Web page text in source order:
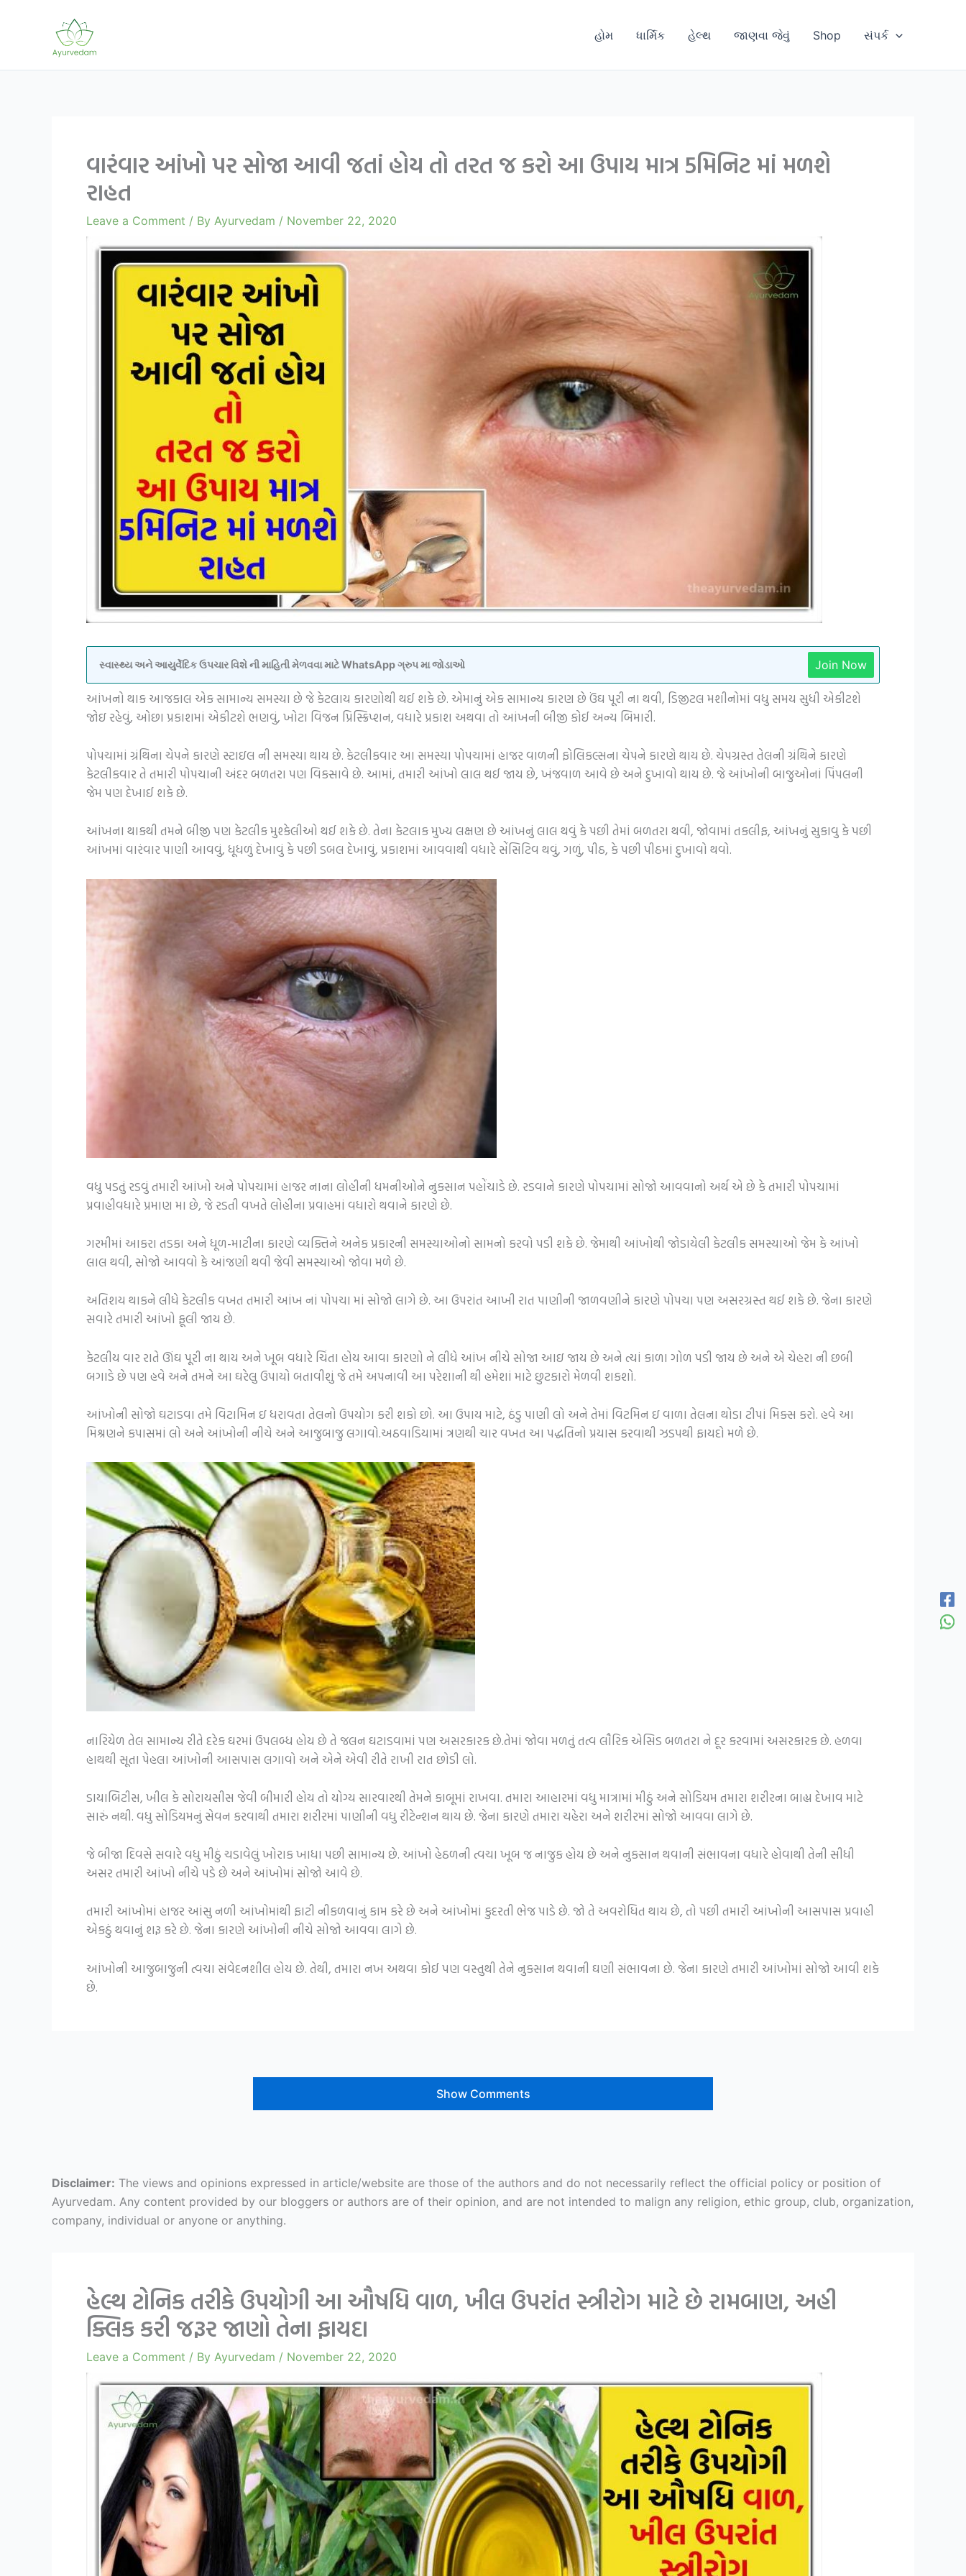
હોમ ધાર્મિક હેલ્થ જાણવા જેવું Shop સંપર્ક
વારંવાર આંખો પર સોજા આવી જતાં હોય તો તરત જ કરો આ ઉપાય માત્ર 5મિનિટ માં મળશે
રાહત
Leave a Comment / By Ayurvedam / November 22, 2020
સ્વાસ્થ્ય અને આયુર્વેદિક ઉપચાર વિશે ની માહિતી મેળવવા માટે WhatsApp ગ્રુપ મા જોડાઓ Join Now
આંખનો થાક આજકાલ એક સામાન્ય સમસ્યા છે જે કેટલાય કારણોથી થઈ શકે છે. એમાનું એક સામાન્ય કારણ છે ઉંઘ પૂરી ના થવી, ડિજીટલ મશીનોમાં વધુ સમય સુધી એકીટશે
જોઇ રહેવું, ઓછા પ્રકાશમાં એકીટશે ભણવું, ખોટા વિજન પ્રિસ્ક્રિપ્શન, વધારે પ્રકાશ અથવા તો આંખની બીજી કોઈ અન્ય બિમારી.
પોપચામાં ગ્રંથિના ચેપને કારણે સ્ટાઇલ ની સમસ્યા થાય છે. કેટલીકવાર આ સમસ્યા પોપચામાં હાજર વાળની ​​ફોલિકલ્સના ચેપને કારણે થાય છે. ચેપગ્રસ્ત તેલની ગ્રંથિને કારણે
કેટલીકવાર તે તમારી પોપચાની અંદર બળતરા પણ વિકસાવે છે. આમાં, તમારી આંખો લાલ થઈ જાય છે, ખંજવાળ આવે છે અને દુખાવો થાય છે. જે આંખોની બાજુઓનાં પિંપલની
જેમ પણ દેખાઈ શકે છે.
આંખના થાકથી તમને બીજી પણ કેટલીક મુશ્કેલીઓ થઈ શકે છે. તેના કેટલાક મુખ્ય લક્ષણ છે આંખનું લાલ થવું કે પછી તેમાં બળતરા થવી, જોવામાં તકલીફ, આંખનું સુકાવુ કે પછી
આંખમાં વારંવાર પાણી આવવું, ધૂધળું દેખાવું કે પછી ડબલ દેખાવું, પ્રકાશમાં આવવાથી વધારે સેંસિટિવ થવું, ગળું, પીઠ, કે પછી પીઠમાં દુખાવો થવો.
વધુ પડતું રડવું તમારી આંખો અને પોપચામાં હાજર નાના લોહીની ધમનીઓને નુકસાન પહોંચાડે છે. રડવાને કારણે પોપચામાં સોજો આવવાનો અર્થ એ છે કે તમારી પોપચામાં
પ્રવાહીવધારે પ્રમાણ મા છે, જે રડતી વખતે લોહીના પ્રવાહમાં વધારો થવાને કારણે છે.
ગરમીમાં આકરા તડકા અને ધૂળ-માટીના કારણે વ્યક્તિને અનેક પ્રકારની સમસ્યાઓનો સામનો કરવો પડી શકે છે. જેમાથી આંખોથી જોડાયેલી કેટલીક સમસ્યાઓ જેમ કે આંખો
લાલ થવી, સોજો આવવો કે આંજણી થવી જેવી સમસ્યાઓ જોવા મળે છે.
અતિશય થાકને લીધે કેટલીક વખત તમારી આંખ નાં પોપચા માં સોજો લાગે છે. આ ઉપરાંત આખી રાત પાણીની જાળવણીને કારણે પોપચા પણ અસરગ્રસ્ત થઈ શકે છે. જેના કારણે
સવારે તમારી આંખો ફૂલી જાય છે.
કેટલીય વાર રાતે ઊંઘ પૂરી ના થાય અને ખૂબ વધારે ચિંતા હોય આવા કારણો ને લીધે આંખ નીચે સોજા આઇ જાય છે અને ત્યાં કાળા ગોળ પડી જાય છે અને એ ચેહરા ની છબી
બગાડે છે પણ હવે અને તમને આ ઘરેલુ ઉપાયો બતાવીશું જે તમે અપનાવી આ પરેશાની થી હમેશાં માટે છુટકારો મેળવી શકશો.
આંખોની સોજો ઘટાડવા તમે વિટામિન ઇ ધરાવતા તેલનો ઉપયોગ કરી શકો છો. આ ઉપાય માટે, ઠંડુ પાણી લો અને તેમાં વિટમિન ઇ વાળા તેલના થોડા ટીપાં મિક્સ કરો. હવે આ
મિશ્રણને કપાસમાં લો અને આંખોની નીચે અને આજુબાજુ લગાવો.અઠવાડિયામાં ત્રણથી ચાર વખત આ પદ્ધતિનો પ્રયાસ કરવાથી ઝડપથી ફાયદો મળે છે.
નારિયેળ તેલ સામાન્ય રીતે દરેક ઘરમાં ઉપલબ્ધ હોય છે તે જલન ઘટાડવામાં પણ અસરકારક છે.તેમાં જોવા મળતું તત્વ લૌરિક એસિડ બળતરા ને દૂર કરવામાં અસરકારક છે. હળવા
હાથથી સૂતા પેહલા આંખોની આસપાસ લગાવો અને એને એવી રીતે રાખી રાત છોડી લો.
ડાયાબિટીસ, ખીલ કે સોરાયસીસ જેવી બીમારી હોય તો યોગ્ય સારવારથી તેમને કાબૂમાં રાખવા. તમારા આહારમાં વધુ માત્રામાં મીઠું અને સોડિયમ તમારા શરીરના બાહ્ય દેખાવ માટે
સારું નથી. વધુ સોડિયમનું સેવન કરવાથી તમારા શરીરમાં પાણીની વધુ રીટેન્શન થાય છે. જેના કારણે તમારા ચહેરા અને શરીરમાં સોજો આવવા લાગે છે.
જે બીજા દિવસે સવારે વધુ મીઠું ચડાવેલું ખોરાક ખાધા પછી સામાન્ય છે. આંખો હેઠળની ત્વચા ખૂબ જ નાજુક હોય છે અને નુકસાન થવાની સંભાવના વધારે હોવાથી તેની સીધી
અસર તમારી આંખો નીચે પડે છે અને આંખોમાં સોજો આવે છે.
તમારી આંખોમાં હાજર આંસુ નળી આંખોમાંથી ફાટી નીકળવાનું કામ કરે છે અને આંખોમાં કુદરતી ભેજ પાડે છે. જો તે અવરોધિત થાય છે, તો પછી તમારી આંખોની આસપાસ પ્રવાહી
એકઠું થવાનું શરૂ કરે છે. જેના કારણે આંખોની નીચે સોજો આવવા લાગે છે.
આંખોની આજુબાજુની ત્વચા સંવેદનશીલ હોય છે. તેથી, તમારા નખ અથવા કોઈ પણ વસ્તુથી તેને નુકસાન થવાની ઘણી સંભાવના છે. જેના કારણે તમારી આંખોમાં સોજો આવી શકે
છે.
Show Comments
Disclaimer: The views and opinions expressed in article/website are those of the authors and do not necessarily reflect the official policy or position of
Ayurvedam. Any content provided by our bloggers or authors are of their opinion, and are not intended to malign any religion, ethic group, club, organization,
company, individual or anyone or anything.
હેલ્થ ટોનિક તરીકે ઉપયોગી આ ઔષધિ વાળ, ખીલ ઉપરાંત સ્ત્રીરોગ માટે છે રામબાણ, અહી
ક્લિક કરી જરૂર જાણો તેના ફાયદા
Leave a Comment / By Ayurvedam / November 22, 2020